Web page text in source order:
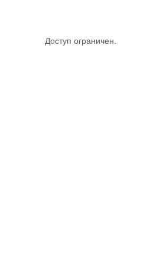
Доступ ограничен.